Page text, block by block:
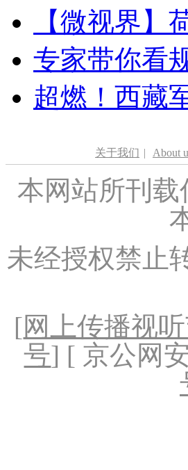
【微视界】
专家带你看
超燃！西藏
关于我们 | About
本网站所刊
未经授权禁止
[网上传播视
号] [ 京公网